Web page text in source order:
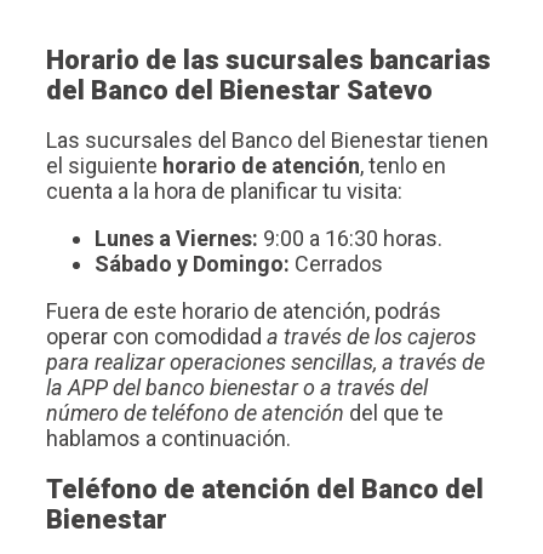
Horario de las sucursales bancarias
del Banco del Bienestar Satevo
Las sucursales del Banco del Bienestar tienen
el siguiente horario de atención, tenlo en
cuenta a la hora de planificar tu visita:
Lunes a Viernes: 9:00 a 16:30 horas.
Sábado y Domingo: Cerrados
Fuera de este horario de atención, podrás
operar con comodidad a través de los cajeros
para realizar operaciones sencillas, a través de
la APP del banco bienestar o a través del
número de teléfono de atención del que te
hablamos a continuación.
Teléfono de atención del Banco del
Bienestar